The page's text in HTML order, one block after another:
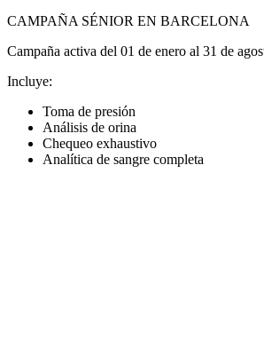
CAMPAÑA SÉNIOR EN BARCELONA
Campaña activa del 01 de enero al 31 de
Incluye:
Toma de presión
Análisis de orina
Chequeo exhaustivo
Analítica de sangre completa